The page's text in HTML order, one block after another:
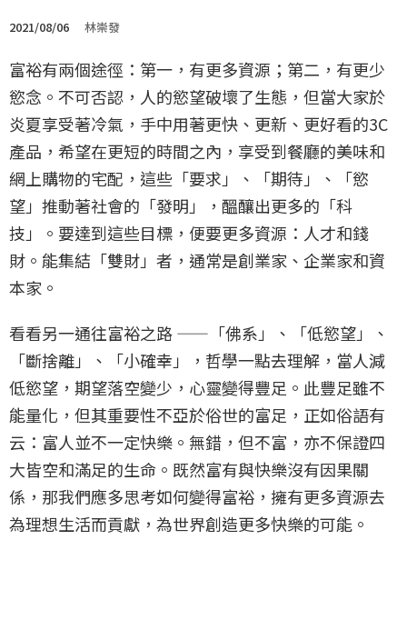
2021/08/06 林崇發
富裕有兩個途徑：第一，有更多資源；第二，有更少
慾念。不可否認，人的慾望破壞了生態，但當大家於
炎夏享受著冷氣，手中用著更快、更新、更好看的3C
產品，希望在更短的時間之內，享受到餐廳的美味和
網上購物的宅配，這些「要求」、「期待」、「慾
望」推動著社會的「發明」，醞釀出更多的「科
技」。要達到這些目標，便要更多資源：人才和錢
財。能集結「雙財」者，通常是創業家、企業家和資
本家。
看看另一通往富裕之路 ——「佛系」、「低慾望」、
「斷捨離」、「小確幸」，哲學一點去理解，當人減
低慾望，期望落空變少，心靈變得豐足。此豐足雖不
能量化，但其重要性不亞於俗世的富足，正如俗語有
云：富人並不一定快樂。無錯，但不富，亦不保證四
大皆空和滿足的生命。既然富有與快樂沒有因果關
係，那我們應多思考如何變得富裕，擁有更多資源去
為理想生活而貢獻，為世界創造更多快樂的可能。